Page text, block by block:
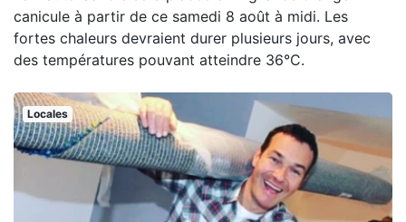
canicule à partir de ce samedi 8 août à midi. Les
fortes chaleurs devraient durer plusieurs jours, avec
des températures pouvant atteindre 36°C.
Locales